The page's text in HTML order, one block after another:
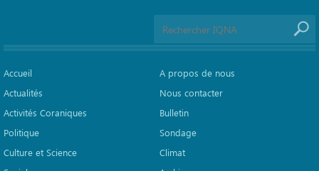
Accueil
Actualités
Activités Coraniques
Politique
Culture et Science
A propos de nous
Nous contacter
Bulletin
Sondage
Climat